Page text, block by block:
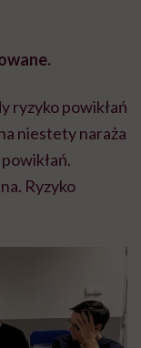
ryzyko powikłań
niestety naraża
Ryzyko